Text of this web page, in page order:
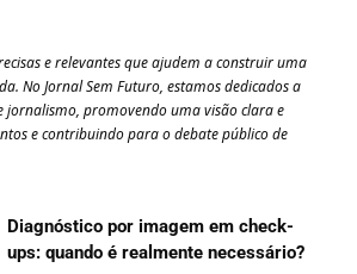
e relevantes que ajudem a construir uma
No Jornal Sem Futuro, estamos dedicados a
jornalismo, promovendo uma visão clara e
e contribuindo para o debate público de
Diagnóstico por imagem em check-
ups: quando é realmente necessário?